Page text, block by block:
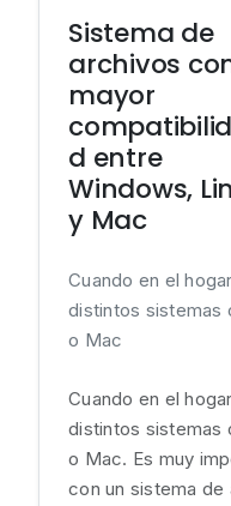
Sistema de
archivos
mayor
d entre
Windows,
y Mac
Cuando en el
distintos sistemas
o Mac
Cuando en el
distintos sistemas
o Mac. Es muy
con un sistema